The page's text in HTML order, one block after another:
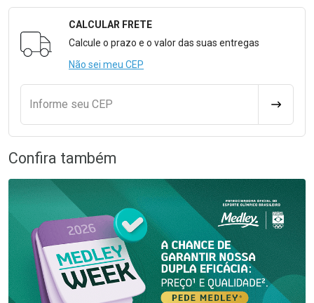
Formulário para Calcular o Frete
CALCULAR FRETE
Calcule o prazo e o valor das suas entregas
Não sei meu CEP
Informe seu CEP
Confira também